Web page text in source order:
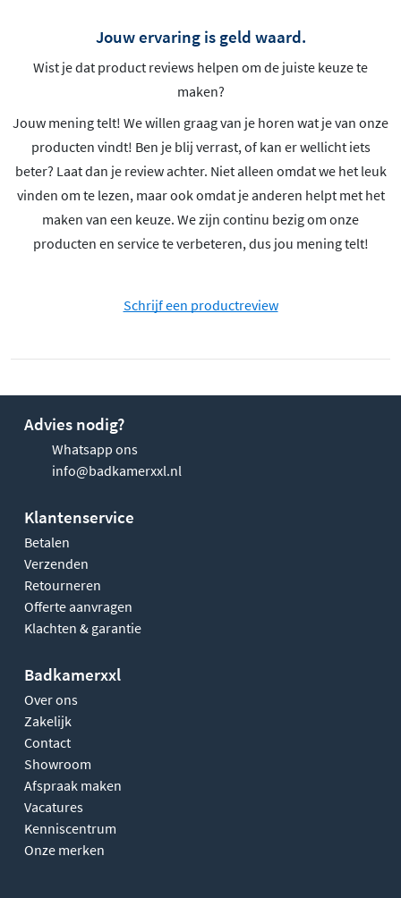
Jouw ervaring is geld waard.
Wist je dat product reviews helpen om de juiste keuze te
maken?
Jouw mening telt! We willen graag van je horen wat je van onze
producten vindt! Ben je blij verrast, of kan er wellicht iets
beter? Laat dan je review achter. Niet alleen omdat we het leuk
vinden om te lezen, maar ook omdat je anderen helpt met het
maken van een keuze. We zijn continu bezig om onze
producten en service te verbeteren, dus jou mening telt!
Schrijf een productreview
Advies nodig?
Whatsapp ons
info@badkamerxxl.nl
Klantenservice
Betalen
Verzenden
Retourneren
Offerte aanvragen
Klachten & garantie
Badkamerxxl
Over ons
Zakelijk
Contact
Showroom
Afspraak maken
Vacatures
Kenniscentrum
Onze merken